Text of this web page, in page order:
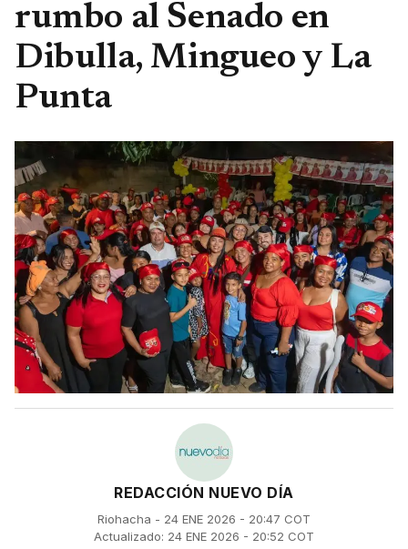
rumbo al Senado en
Dibulla, Mingueo y La
Punta
REDACCIÓN NUEVO DÍA
Riohacha - 24 ENE 2026 - 20:47 COT
Actualizado: 24 ENE 2026 - 20:52 COT